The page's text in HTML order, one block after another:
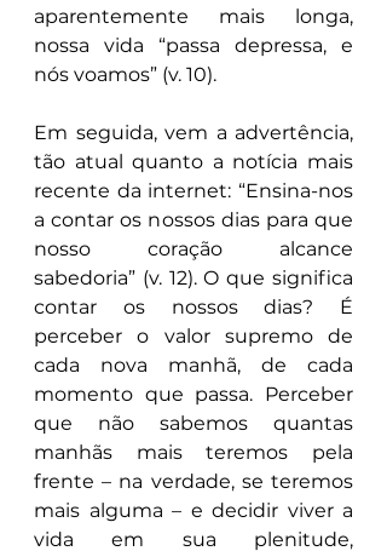
aparentemente mais longa,
nossa vida “passa depressa, e
nós voamos” (v. 10).
Em seguida, vem a advertência,
tão atual quanto a notícia mais
recente da internet: “Ensina-nos
a contar os nossos dias para que
nosso coração alcance
sabedoria” (v. 12). O que significa
contar os nossos dias? É
perceber o valor supremo de
cada nova manhã, de cada
momento que passa. Perceber
que não sabemos quantas
manhãs mais teremos pela
frente – na verdade, se teremos
mais alguma – e decidir viver a
vida em sua plenitude,